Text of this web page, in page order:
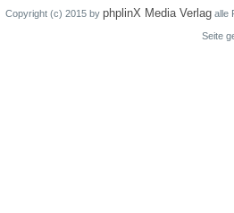
Copyright (c) 2015 by phplinX Media Verlag alle
Seite